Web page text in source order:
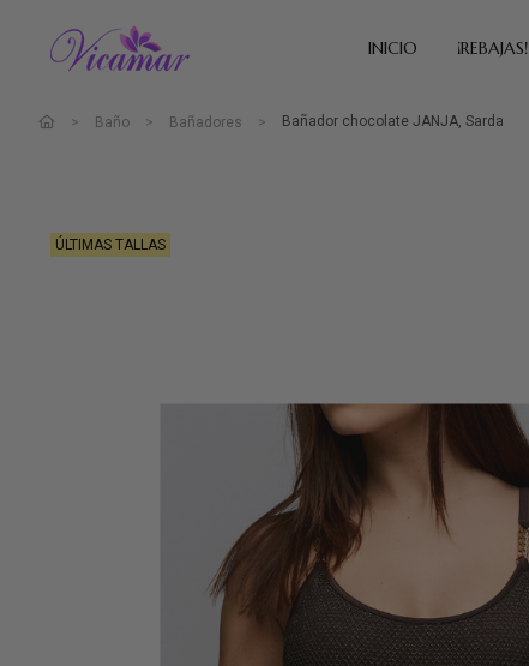
INICIO ¡REBAJAS!
Baño Bañadores Bañador chocolate JANJA, Sarda
ÚLTIMAS TALLAS